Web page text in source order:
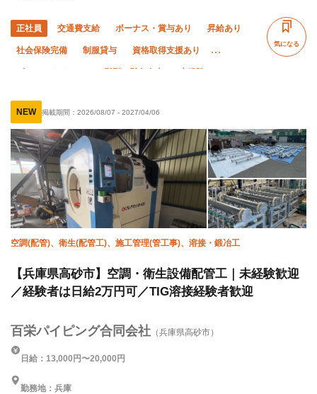
正社員 交通費支給 ボーナス・賞与あり 昇給あり
社会保険完備 制服貸与 資格取得支援あり
ピアス・ネイルOK 髪型・髪色自由 未経験OK
残業月10時間以下 夜勤あり 車・バイク通勤OK
転勤なし
気になる
NEW 掲載期間： 2026/08/07 - 2027/04/06
空調(配管)、衛生(配管工)、施工管理(管工事)、溶接・鍛冶工
【兵庫県高砂市】空調・衛生設備配管工｜未経験歓迎
／経験者は日給2万円可／TIG溶接経験者歓迎
百栄パイピング合同会社 （兵庫県高砂市）
日給：13,000円〜20,000円
勤務地：兵庫